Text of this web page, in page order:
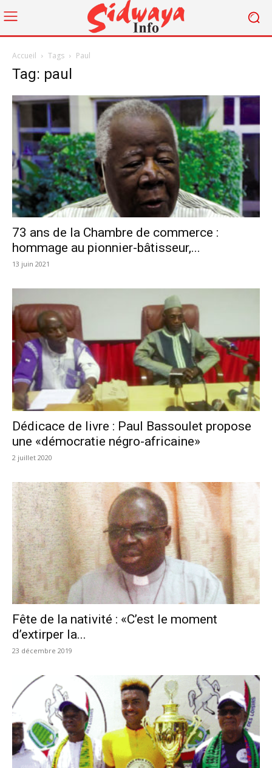
Accueil Tags Paul
Tag: paul
73 ans de la Chambre de commerce :
hommage au pionnier-bâtisseur,...
13 juin 2021
Dédicace de livre : Paul Bassoulet propose
une «démocratie négro-africaine»
2 juillet 2020
Fête de la nativité : «C’est le moment
d’extirper la...
23 décembre 2019